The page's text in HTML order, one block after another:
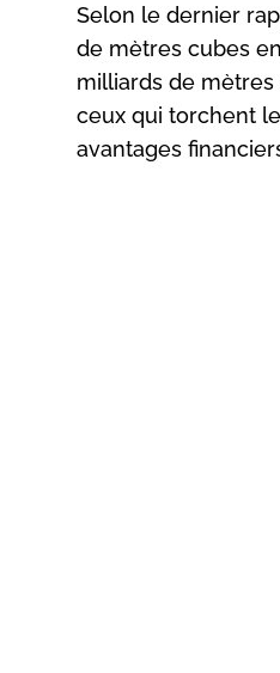
Selon le dernier
de mètres cubes
milliards de
ceux qui torchent
avantages